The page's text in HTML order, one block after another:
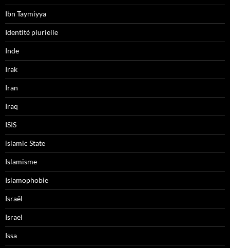
Ibn Taymiyya
Identité plurielle
Inde
Irak
Iran
Iraq
ISIS
islamic State
Islamisme
Islamophobie
Israël
Israel
Issa